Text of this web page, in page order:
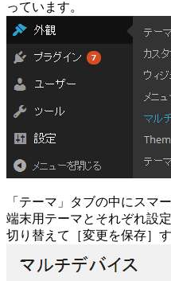
っています。
「テーマ」タブの中にスマ
端末用テーマとそれぞれ設
切り替えて［変更を保存］